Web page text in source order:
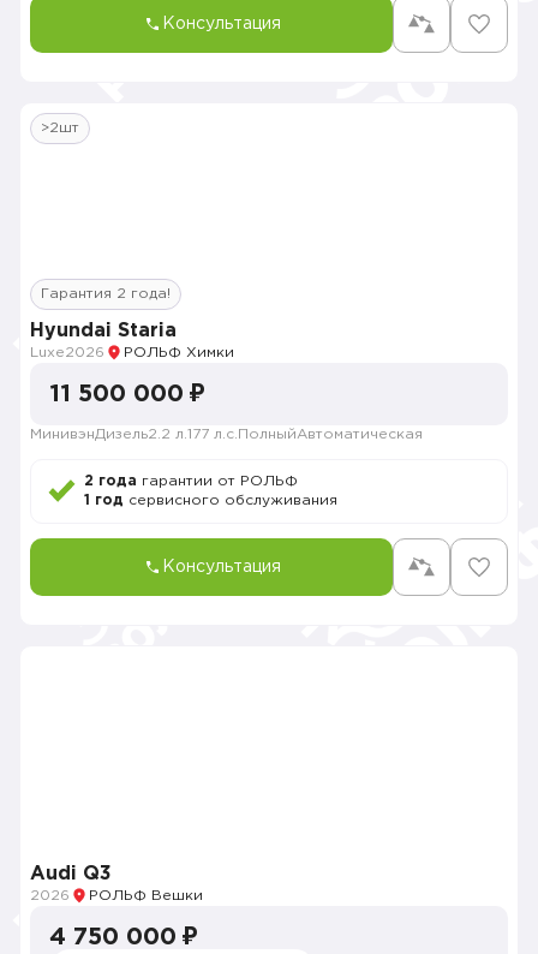
Консультация
>2шт
Гарантия 2 года!
Hyundai Staria
Luxe2026 РОЛЬФ Химки
11 500 000 ₽
МинивэнДизель2.2 л. 177 л.с. ПолныйАвтоматическая
2 года гарантии от РОЛЬФ
1 год сервисного обслуживания
Консультация
Audi Q3
2026 РОЛЬФ Вешки
4 750 000 ₽